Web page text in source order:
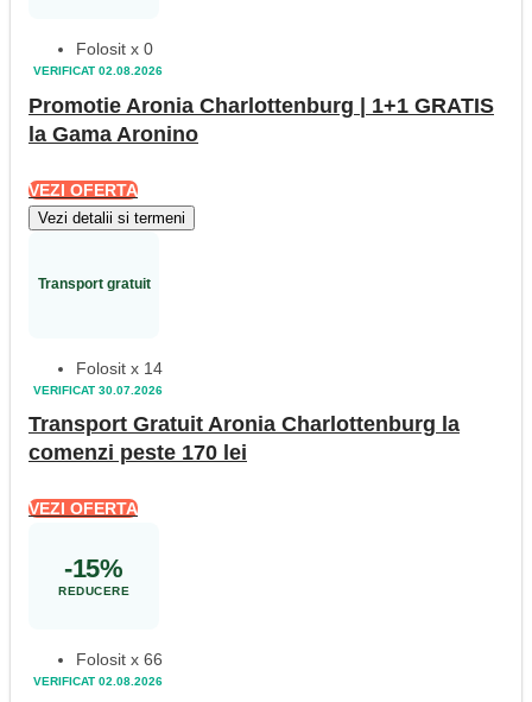
VERIFICAT 02.08.2026
Folosit x 0
Promotie Aronia Charlottenburg | 1+1 GRATIS
la Gama Aronino
VEZI OFERTA
Vezi detalii si termeni
Transport gratuit
VERIFICAT 30.07.2026
Folosit x 14
Transport Gratuit Aronia Charlottenburg la
comenzi peste 170 lei
VEZI OFERTA
-15%
REDUCERE
VERIFICAT 02.08.2026
Folosit x 66